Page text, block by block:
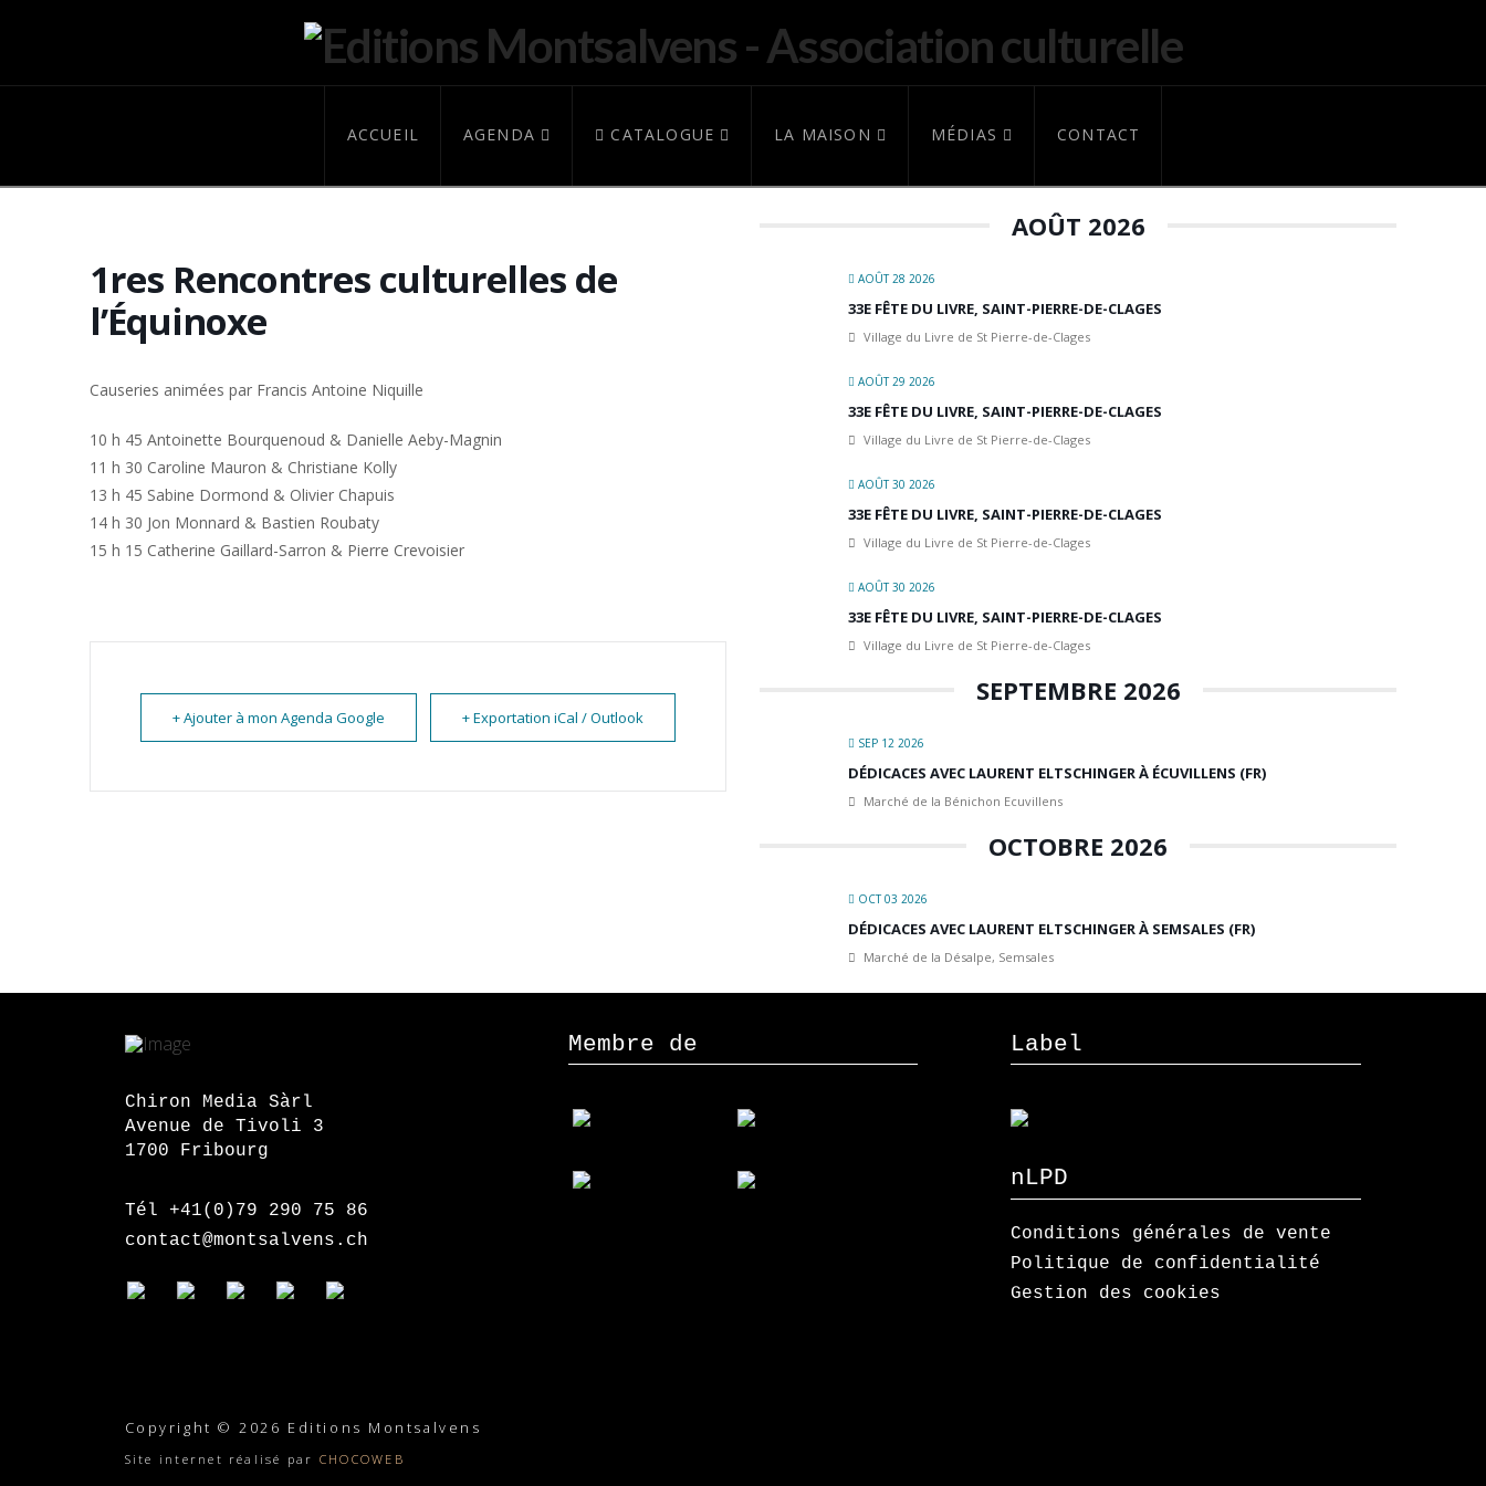
ACCUEIL AGENDA CATALOGUE LA MAISON MÉDIAS CONTACT
1res Rencontres culturelles de
l’Équinoxe
Causeries animées par Francis Antoine Niquille
10 h 45 Antoinette Bourquenoud & Danielle Aeby-Magnin
11 h 30 Caroline Mauron & Christiane Kolly
13 h 45 Sabine Dormond & Olivier Chapuis
14 h 30 Jon Monnard & Bastien Roubaty
15 h 15 Catherine Gaillard-Sarron & Pierre Crevoisier
+ Ajouter à mon Agenda Google + Exportation iCal / Outlook
AOÛT 2026
AOÛT 28 2026
33E FÊTE DU LIVRE, SAINT-PIERRE-DE-CLAGES
Village du Livre de St Pierre-de-Clages
AOÛT 29 2026
33E FÊTE DU LIVRE, SAINT-PIERRE-DE-CLAGES
Village du Livre de St Pierre-de-Clages
AOÛT 30 2026
33E FÊTE DU LIVRE, SAINT-PIERRE-DE-CLAGES
Village du Livre de St Pierre-de-Clages
AOÛT 30 2026
33E FÊTE DU LIVRE, SAINT-PIERRE-DE-CLAGES
Village du Livre de St Pierre-de-Clages
SEPTEMBRE 2026
SEP 12 2026
DÉDICACES AVEC LAURENT ELTSCHINGER À ÉCUVILLENS (FR)
Marché de la Bénichon Ecuvillens
OCTOBRE 2026
OCT 03 2026
DÉDICACES AVEC LAURENT ELTSCHINGER À SEMSALES (FR)
Marché de la Désalpe, Semsales
Chiron Media Sàrl
Avenue de Tivoli 3
1700 Fribourg
Tél +41(0)79 290 75 86
contact@montsalvens.ch
Membre de Label
nLPD
Conditions générales de vente
Politique de confidentialité
Gestion des cookies
Copyright © 2026 Editions Montsalvens
Site internet réalisé par CHOCOWEB